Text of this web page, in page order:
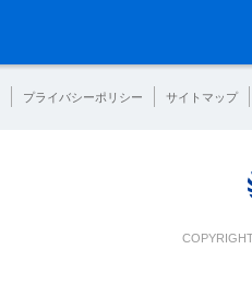
プライバシーポリシー サイトマップ